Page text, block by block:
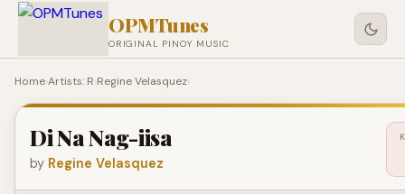
OPMTunes
ORIGINAL PINOY MUSIC
Home›Artists: R›Regine Velasquez›
Di Na Nag-iisa
by Regine Velasquez